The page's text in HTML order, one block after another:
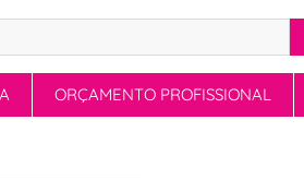
ORÇAMENTO PROFISSIONAL